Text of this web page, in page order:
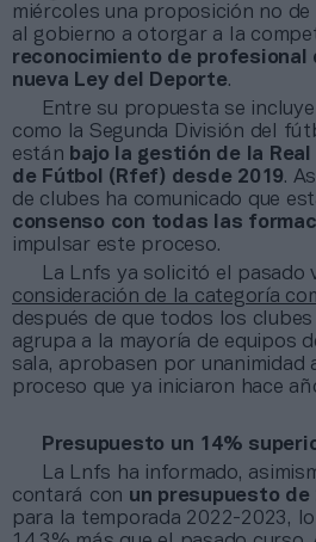
miércoles una proposición no
al gobierno a otorgar a la
reconocimiento de profesional
nueva Ley del Deporte.
Entre su propuesta se
como la Segunda División del
están bajo la gestión de la
de Fútbol (Rfef) desde 2019.
de clubes ha comunicado que
consenso con todas las
impulsar este proceso.
La Lnfs ya solicitó el pasado
consideración de la categoría
después de que todos los
agrupa a la mayoría de equipos
sala, aprobasen por unanimidad
proceso que ya iniciaron hace
Presupuesto un 14%
La Lnfs ha informado,
contará con un presupuesto de
para la temporada 2022-2023,